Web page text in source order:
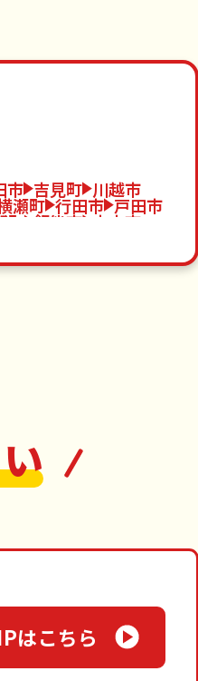
市 吉見町 川越市
瀬町 行田市 戸田市
町 飯能市 志木市
はこちら